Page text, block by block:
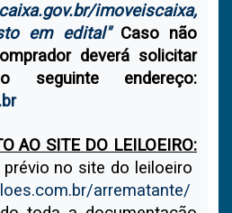
imoveiscaixa,
em edital" Caso não
deverá solicitar
seguinte endereço:
AO SITE DO LEILOEIRO:
no site do leiloeiro
arrematante/